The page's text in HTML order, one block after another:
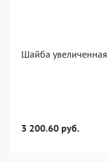
Шайба
3 200.60 руб.